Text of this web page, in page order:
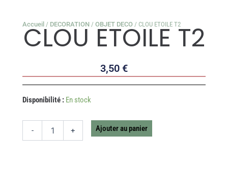
Accueil / DECORATION /OBJET DECO / CLOU ETOILE T2
CLOU ETOILE T2
3,50 €
Disponibilité : En stock
-
quantité
+ Ajouter au panier